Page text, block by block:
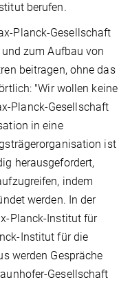
berufen.
Planck-Gesellschaft
zum Aufbau von
beitragen, ohne das
"Wir wollen keine
Planck-Gesellschaft
in eine
ist
herausgefordert,
indem
werden. In der
Planck-Institut für
Institut für die
werden Gespräche
Gesellschaft